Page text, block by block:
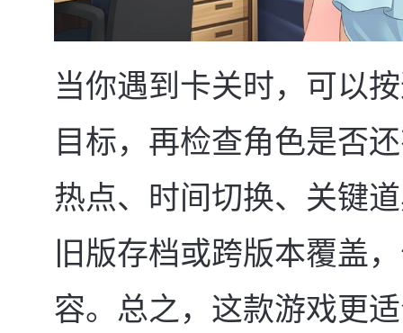
当你遇到卡关时，可以
目标，再检查角色是否
热点、时间切换、关键
旧版存档或跨版本覆盖
容。总之，这款游戏更